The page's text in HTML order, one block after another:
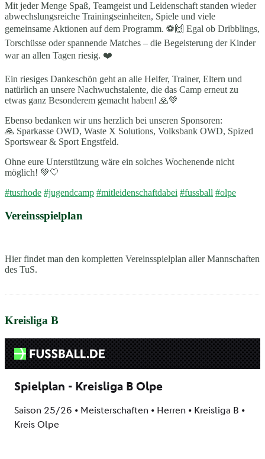
Mit jeder Menge Spaß, Teamgeist und Leidenschaft standen wieder
abwechslungsreiche Trainingseinheiten, Spiele und viele
gemeinsame Aktionen auf dem Programm. ⚽🙌 Egal ob Dribblings,
Torschüsse oder spannende Matches – die Begeisterung der Kinder
war an allen Tagen riesig. ❤️
Ein riesiges Dankeschön geht an alle Helfer, Trainer, Eltern und
natürlich an unsere Nachwuchstalente, die das Camp erneut zu
etwas ganz Besonderem gemacht haben! 🙏💚
Ebenso bedanken wir uns herzlich bei unseren Sponsoren:
🙏 Sparkasse OWD, Waste X Solutions, Volksbank OWD, Spized
Sportswear & Sport Engstfeld.
Ohne eure Unterstützung wäre ein solches Wochenende nicht
möglich! 💚🤍
#tusrhode #jugendcamp #mitleidenschaftdabei #fussball #olpe
Vereinsspielplan
Hier findet man den kompletten Vereinsspielplan aller Mannschaften
des TuS.
Kreisliga B